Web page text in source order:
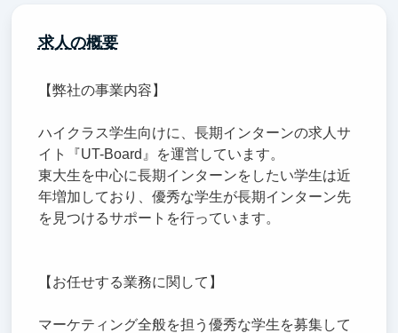
求人の概要
【弊社の事業内容】
ハイクラス学生向けに、長期インターンの求人サ
イト『UT-Board』を運営しています。
東大生を中心に長期インターンをしたい学生は近
年増加しており、優秀な学生が長期インターン先
を見つけるサポートを行っています。
【お任せする業務に関して】
マーケティング全般を担う優秀な学生を募集して